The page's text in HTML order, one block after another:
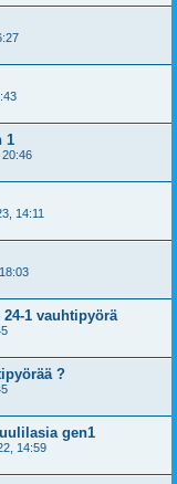
1
20:46
14:11
1 vauhtipyörä
?
gen1
14:59